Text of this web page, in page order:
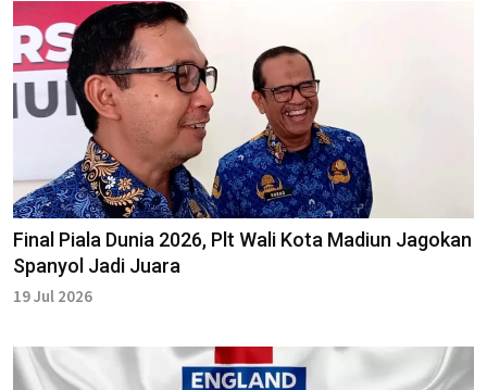
Final Piala Dunia 2026, Plt Wali Kota Madiun Jagokan
Spanyol Jadi Juara
19 Jul 2026